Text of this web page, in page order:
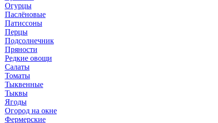
Огурцы
Паслёновые
Патиссоны
Перцы
Подсолнечник
Пряности
Редкие овощи
Салаты
Томаты
Тыквенные
Тыквы
Ягоды
Огород на окне
Фермерские